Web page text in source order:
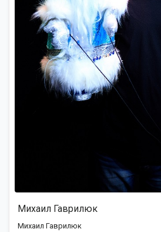
Михаил Гаврилюк
Михаил Гаврилюк